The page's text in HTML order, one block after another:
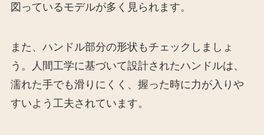
図っているモデルが多く見られます。
また、ハンドル部分の形状もチェックしましょ
う。人間工学に基づいて設計されたハンドルは、
濡れた手でも滑りにくく、握った時に力が入りや
すいよう工夫されています。